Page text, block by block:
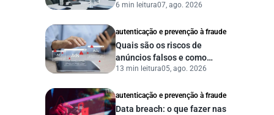
6 min leitura07, ago. 2026
autenticação e prevenção à fraude
Quais são os riscos de
anúncios falsos e como
proteger seu negócio?
13 min leitura05, ago. 2026
autenticação e prevenção à fraude
Data breach: o que fazer nas